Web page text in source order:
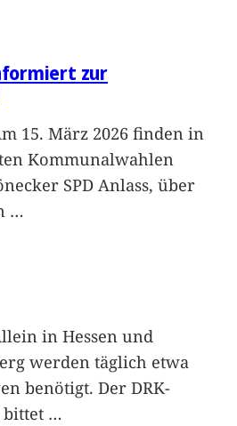
zur
15. März 2026 finden in
Kommunalwahlen
SPD Anlass, über
…
in Hessen und
werden täglich etwa
benötigt. Der DRK-
bittet …